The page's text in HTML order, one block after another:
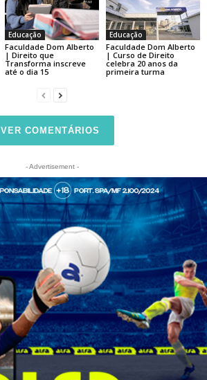
Educação
Faculdade Dom Alberto
| Direito que
Transforma inscreve
até o dia 15
Educação
Faculdade Dom Alberto
| Curso de Direito
celebra 20 anos da
primeira turma
VER COMENTÁRIOS
- Advertisement -